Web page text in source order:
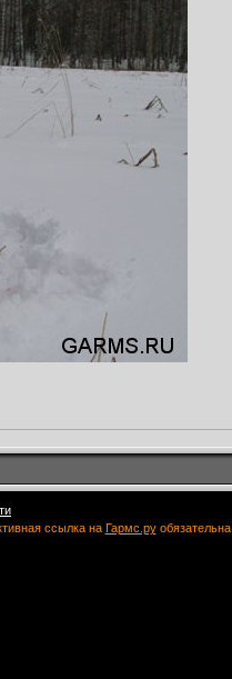
ссылка на Гармс.руобязательна.